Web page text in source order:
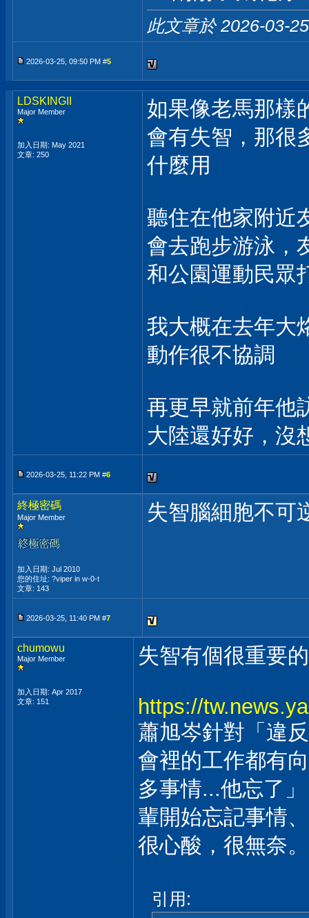
此文章於 2026-03-
2026-03-25, 09:50 PM #5
LDSKINGII
Major Member
加入日期: May 2021
文章: 250
如果像老馬那樣
會有失智，那很
什麼用
聽住在他家附近
會去跑步游泳，
和公園運動民眾
我大概在去年大
動作很不協調
再更早就前年他
大陸還好好，沒
2026-03-25, 11:22 PM #6
終極密碼
Major Member
加入日期: Jul 2010
您的住址: ?viper in w-0-t
文章: 143
失智腦細胞不可
2026-03-25, 11:40 PM #7
chumowu
Major Member
加入日期: Apr 2017
文章: 151
失智有個很重要
https://
蕭旭岑針對「違
會裡的工作都有
多事情...他忘了
輩開始忘記事情
很心酸，很無奈
引用: